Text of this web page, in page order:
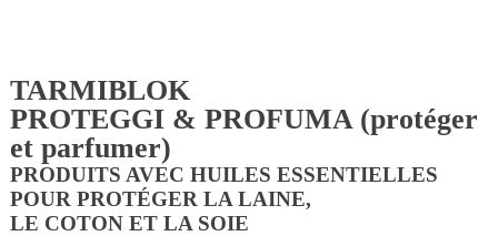
TARMIBLOK
PROTEGGI & PROFUMA (protéger
et parfumer)
PRODUITS AVEC HUILES ESSENTIELLES
POUR PROTÉGER LA LAINE,
LE COTON ET LA SOIE